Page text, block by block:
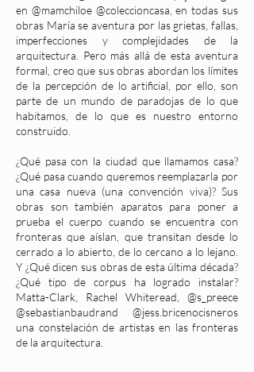
en @mamchiloe @coleccioncasa, en todas sus
obras María se aventura por las grietas, fallas,
imperfecciones y complejidades de la
arquitectura. Pero más allá de esta aventura
formal, creo que sus obras abordan los límites
de la percepción de lo artificial, por ello, son
parte de un mundo de paradojas de lo que
habitamos, de lo que es nuestro entorno
construido.
¿Qué pasa con la ciudad que llamamos casa?
¿Qué pasa cuando queremos reemplazarla por
una casa nueva (una convención viva)? Sus
obras son también aparatos para poner a
prueba el cuerpo cuando se encuentra con
fronteras que aíslan, que transitan desde lo
cerrado a lo abierto, de lo cercano a lo lejano.
Y ¿Qué dicen sus obras de esta última década?
¿Qué tipo de corpus ha logrado instalar?
Matta-Clark, Rachel Whiteread, @s_preece
@sebastianbaudrand @jess.bricenocisneros
una constelación de artistas en las fronteras
de la arquitectura.